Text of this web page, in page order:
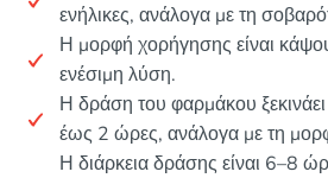
ενήλικες, ανάλογα με τη
Η μορφή χορήγησης είναι
ενέσιμη λύση.
Η δράση του φαρμάκου
έως 2 ώρες, ανάλογα με τη
Η διάρκεια δράσης είναι 6–8